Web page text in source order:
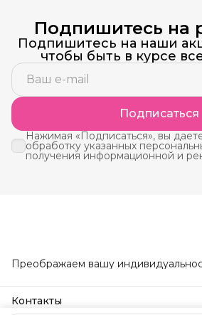
Подпишитесь на
Подпишитесь на наши
чтобы быть в курсе
Подписаться
Нажимая «Подписаться», вы
обработку указанных
получения информационной и
Преображаем вашу
Контакты